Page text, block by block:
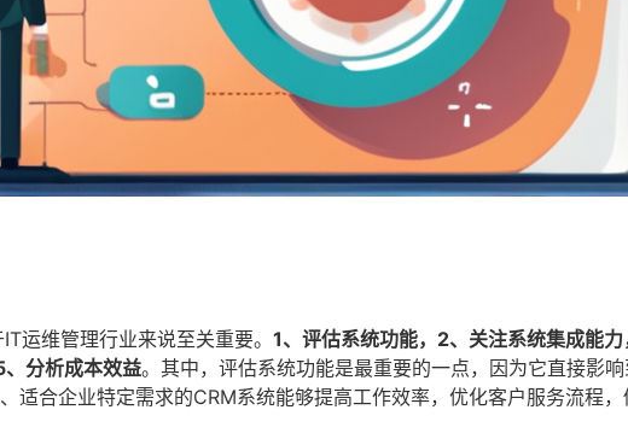
运维管理行业来说至关重要。 1、评估系统功能，2、关注系统集成能
分析成本效益。其中，评估系统功能是最重要的一点，因为它直接影
适合企业特定需求的CRM系统能够提高工作效率，优化客户服务流程